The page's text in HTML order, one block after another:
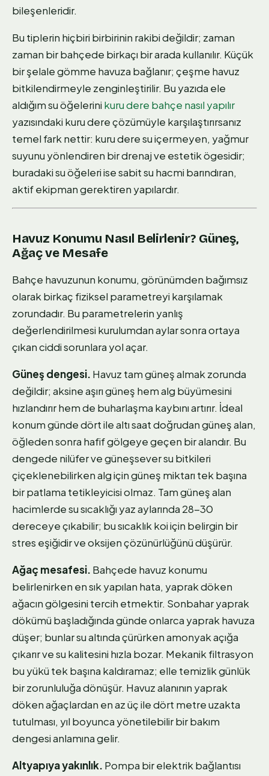
bileşenleridir.
Bu tiplerin hiçbiri birbirinin rakibi değildir; zaman
zaman bir bahçede birkaçı bir arada kullanılır. Küçük
bir şelale gömme havuza bağlanır; çeşme havuz
bitkilendirmeyle zenginleştirilir. Bu yazıda ele
aldığım su öğelerini kuru dere bahçe nasıl yapılır
yazısındaki kuru dere çözümüyle karşılaştırırsanız
temel fark nettir: kuru dere su içermeyen, yağmur
suyunu yönlendiren bir drenaj ve estetik ögesidir;
buradaki su öğeleri ise sabit su hacmi barındıran,
aktif ekipman gerektiren yapılardır.
Havuz Konumu Nasıl Belirlenir? Güneş,
Ağaç ve Mesafe
Bahçe havuzunun konumu, görünümden bağımsız
olarak birkaç fiziksel parametreyi karşılamak
zorundadır. Bu parametrelerin yanlış
değerlendirilmesi kurulumdan aylar sonra ortaya
çıkan ciddi sorunlara yol açar.
Güneş dengesi. Havuz tam güneş almak zorunda
değildir; aksine aşırı güneş hem alg büyümesini
hızlandırır hem de buharlaşma kaybını artırır. İdeal
konum günde dört ile altı saat doğrudan güneş alan,
öğleden sonra hafif gölgeye geçen bir alandır. Bu
dengede nilüfer ve güneşsever su bitkileri
çiçeklenebilirken alg için güneş miktarı tek başına
bir patlama tetikleyicisi olmaz. Tam güneş alan
hacimlerde su sıcaklığı yaz aylarında 28-30
dereceye çıkabilir; bu sıcaklık koi için belirgin bir
stres eşiğidir ve oksijen çözünürlüğünü düşürür.
Ağaç mesafesi. Bahçede havuz konumu
belirlenirken en sık yapılan hata, yaprak döken
ağacın gölgesini tercih etmektir. Sonbahar yaprak
dökümü başladığında günde onlarca yaprak havuza
düşer; bunlar su altında çürürken amonyak açığa
çıkarır ve su kalitesini hızla bozar. Mekanik filtrasyon
bu yükü tek başına kaldıramaz; elle temizlik günlük
bir zorunluluğa dönüşür. Havuz alanının yaprak
döken ağaçlardan en az üç ile dört metre uzakta
tutulması, yıl boyunca yönetilebilir bir bakım
dengesi anlamına gelir.
Altyapıya yakınlık. Pompa bir elektrik bağlantısı